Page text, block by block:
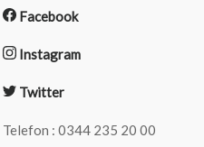
Facebook
Instagram
Twitter
Telefon : 0344 235 20 00